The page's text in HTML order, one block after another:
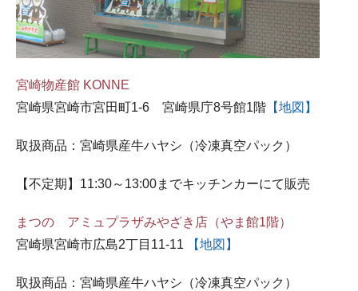
宮崎物産館 KONNE
宮崎県宮崎市宮田町1-6 宮崎県庁8号館1階 【地図】
取扱商品：宮崎県産牛ハヤシ（冷凍真空パック）
【不定期】 11:30～13:00までキッチンカーにて販売
まつの アミュプラザみやざき店（やま館1階）
宮崎県宮崎市広島2丁目11-11
【地図】
取扱商品：宮崎県産牛ハヤシ（冷凍真空パック）